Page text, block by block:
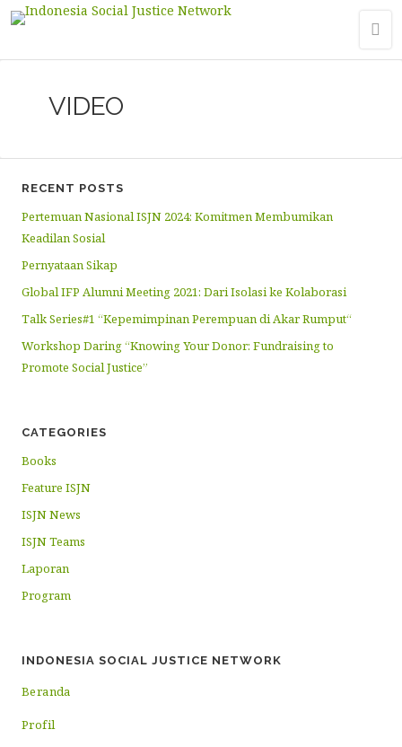
VIDEO
RECENT POSTS
Pertemuan Nasional ISJN 2024: Komitmen Membumikan
Keadilan Sosial
Pernyataan Sikap
Global IFP Alumni Meeting 2021: Dari Isolasi ke Kolaborasi
Talk Series#1 “Kepemimpinan Perempuan di Akar Rumput“
Workshop Daring “Knowing Your Donor: Fundraising to
Promote Social Justice”
CATEGORIES
Books
Feature ISJN
ISJN News
ISJN Teams
Laporan
Program
INDONESIA SOCIAL JUSTICE NETWORK
Beranda
Profil